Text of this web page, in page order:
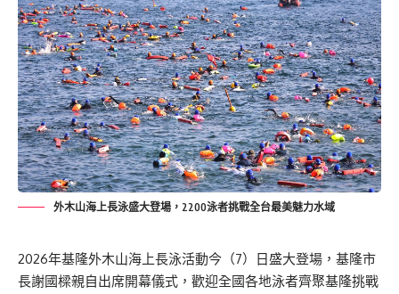
外木山海上長泳盛大登場，2200泳者挑戰全台最美魅力水域
2026年基隆外木山海上長泳活動今（7）日盛大登場，基隆市
長謝國樑親自出席開幕儀式，歡迎全國各地泳者齊聚基隆挑戰